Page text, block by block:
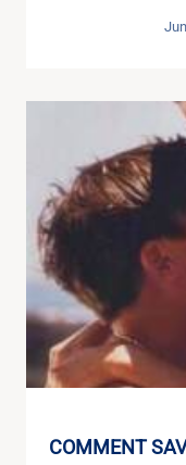
COMMENT